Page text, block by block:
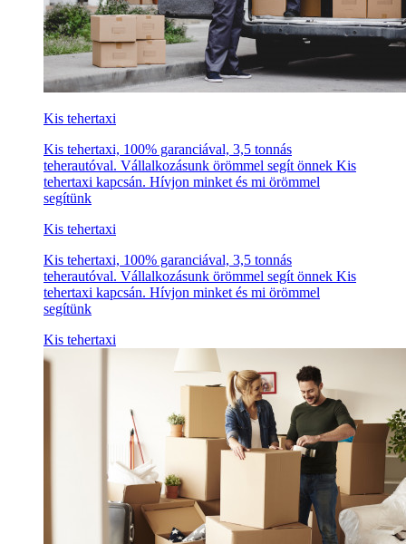
Kis tehertaxi
Kis tehertaxi, 100% garanciával, 3,5 tonnás
teherautóval. Vállalkozásunk örömmel segít önnek Kis
tehertaxi kapcsán. Hívjon minket és mi örömmel
segítünk
Kis tehertaxi
Kis tehertaxi, 100% garanciával, 3,5 tonnás
teherautóval. Vállalkozásunk örömmel segít önnek Kis
tehertaxi kapcsán. Hívjon minket és mi örömmel
segítünk
Kis tehertaxi